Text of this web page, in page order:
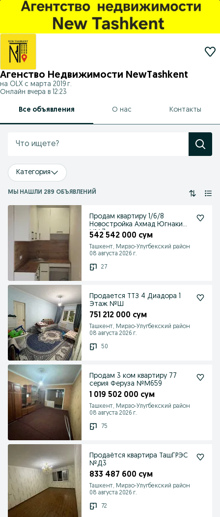
Агенство Недвижимости NewTashkent
на OLX с марта 2019 г.
Онлайн вчера в 12:23
Все объявления О нас Контакты
Категория
МЫ НАШЛИ 289 ОБЪЯВЛЕНИЙ
Продам квартиру 1/6/8
Новостройка Ахмад Югнаки
№А7
542 542 000 сум
Ташкент, Мирзо-Улугбекский район
08 августа 2026 г.
27
Продается ТТЗ 4 Диадора 1
Этаж №Ш
751 212 000 сум
Ташкент, Мирзо-Улугбекский район
08 августа 2026 г.
50
Продам 3 ком квартиру 77
серия Феруза №М659
1 019 502 000 сум
Ташкент, Мирзо-Улугбекский район
08 августа 2026 г.
75
Продаётся квартира ТашГРЭС
№Д3
833 487 600 сум
Ташкент, Мирзо-Улугбекский район
08 августа 2026 г.
72